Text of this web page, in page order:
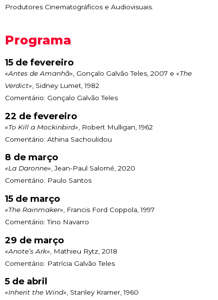
Produtores Cinematográficos e Audiovisuais.
Programa
15 de fevereiro
«Antes de Amanhã» , Gonçalo Galvão Teles, 2007 e «The
Verdict» , Sidney Lumet, 1982
Comentário: Gonçalo Galvão Teles
22 de fevereiro
«To Kill a Mockinbird» , Robert Mulligan, 1962
Comentário: Athina Sachoulidou
8 de março
«La Daronne», Jean-Paul Salomé, 2020
Comentário: Paulo Santos
15 de março
«The Rainmaker» , Francis Ford Coppola, 1997
Comentário: Tino Navarro
29 de março
«Anote’s Ark» , Mathieu Rytz, 2018
Comentário: Patrícia Galvão Teles
5 de abril
«Inherit the Wind», Stanley Kramer, 1960